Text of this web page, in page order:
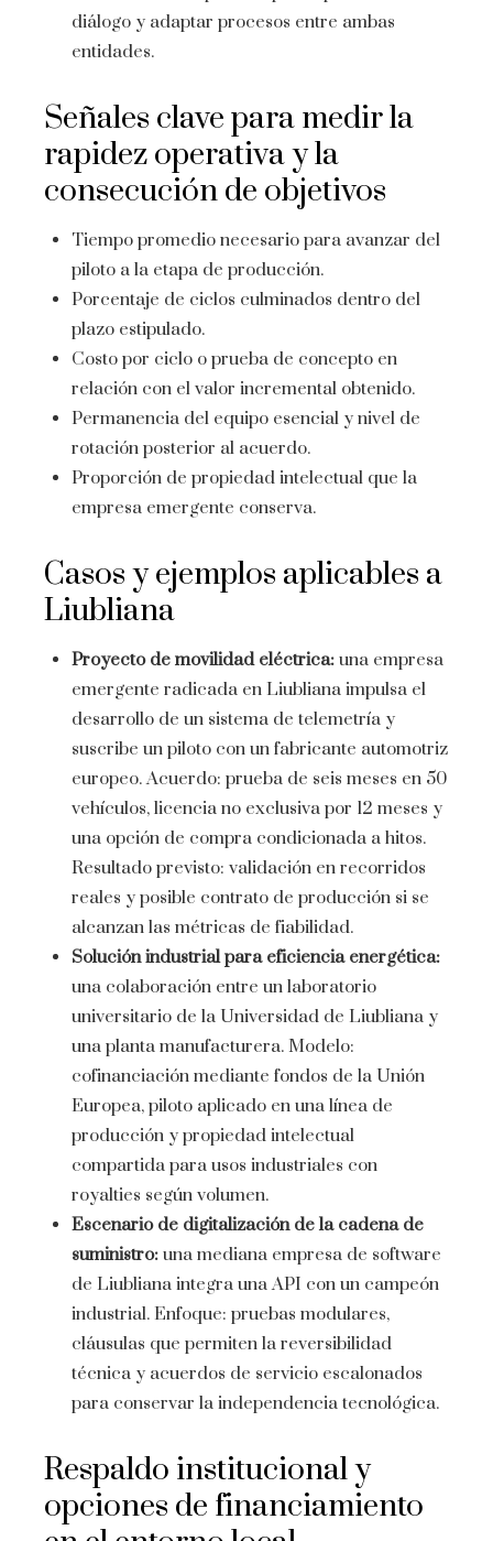
diálogo y adaptar procesos entre ambas
entidades.
Señales clave para medir la
rapidez operativa y la
consecución de objetivos
Tiempo promedio necesario para avanzar del
piloto a la etapa de producción.
Porcentaje de ciclos culminados dentro del
plazo estipulado.
Costo por ciclo o prueba de concepto en
relación con el valor incremental obtenido.
Permanencia del equipo esencial y nivel de
rotación posterior al acuerdo.
Proporción de propiedad intelectual que la
empresa emergente conserva.
Casos y ejemplos aplicables a
Liubliana
Proyecto de movilidad eléctrica: una empresa
emergente radicada en Liubliana impulsa el
desarrollo de un sistema de telemetría y
suscribe un piloto con un fabricante automotriz
europeo. Acuerdo: prueba de seis meses en 50
vehículos, licencia no exclusiva por 12 meses y
una opción de compra condicionada a hitos.
Resultado previsto: validación en recorridos
reales y posible contrato de producción si se
alcanzan las métricas de fiabilidad.
Solución industrial para eficiencia energética:
una colaboración entre un laboratorio
universitario de la Universidad de Liubliana y
una planta manufacturera. Modelo:
cofinanciación mediante fondos de la Unión
Europea, piloto aplicado en una línea de
producción y propiedad intelectual
compartida para usos industriales con
royalties según volumen.
Escenario de digitalización de la cadena de
suministro: una mediana empresa de software
de Liubliana integra una API con un campeón
industrial. Enfoque: pruebas modulares,
cláusulas que permiten la reversibilidad
técnica y acuerdos de servicio escalonados
para conservar la independencia tecnológica.
Respaldo institucional y
opciones de financiamiento